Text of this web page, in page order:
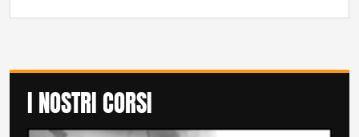
I NOSTRI CORSI